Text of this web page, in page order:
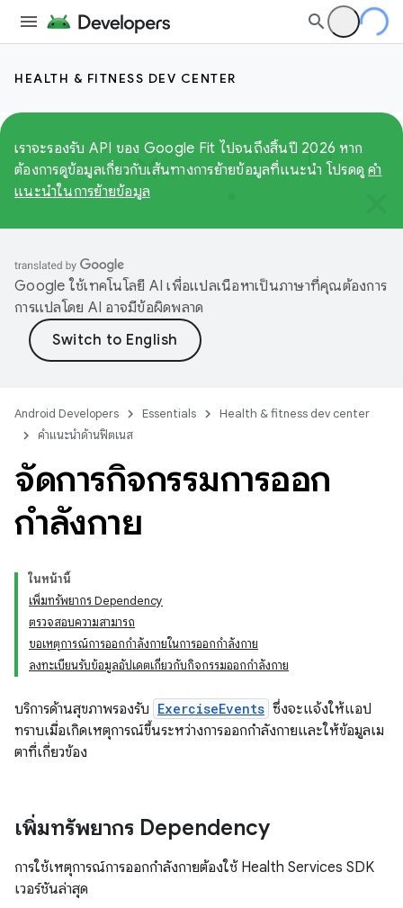
HEALTH & FITNESS DEV CENTER
เราจะรองรับ API ของ Google Fit ไปจนถึงสิ้นปี 2026 หาก
ต้องการดูข้อมูลเกี่ยวกับเส้นทางการย้ายข้อมูลที่แนะนำ โปรดดูคำ
แนะนำในการย้ายข้อมูล
Google ใช้เทคโนโลยี AI เพื่อแปลเนื้อหาเป็นภาษาที่คุณต้องการ
การแปลโดย AI อาจมีข้อผิดพลาด
Android Developers Essentials
Health & fitness dev center
คำแนะนำด้านฟิตเนส
จัดการกิจกรรมการออก
กำลังกาย
ในหน้านี้
เพิ่มทรัพยากร Dependency
ตรวจสอบความสามารถ
ขอเหตุการณ์การออกกำลังกายในการออกกำลังกาย
ลงทะเบียนรับข้อมูลอัปเดตเกี่ยวกับกิจกรรมออกกำลังกาย
บริการด้านสุขภาพรองรับ ExerciseEvents ซึ่งจะแจ้งให้แอป
ทราบเมื่อเกิดเหตุการณ์ขึ้นระหว่างการออกกำลังกายและให้ข้อมูลเม
ตาที่เกี่ยวข้อง
เพิ่มทรัพยากร Dependency
การใช้เหตุการณ์การออกกำลังกายต้องใช้ Health Services SDK
เวอร์ชันล่าสุด